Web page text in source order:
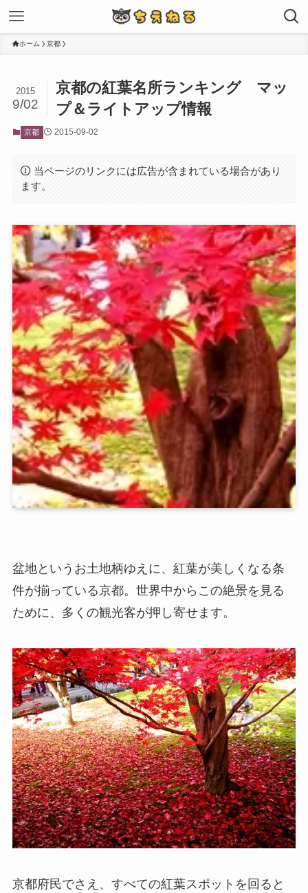
ホーム 京都
京都の紅葉名所ランキング マッ
プ＆ライトアップ情報
2015
9/02
京都 2015-09-02
当ページのリンクには広告が含まれている場合があり
ます。
盆地というお土地柄ゆえに、紅葉が美しくなる条
件が揃っている京都。世界中からこの絶景を見る
ために、多くの観光客が押し寄せます。
京都府民でさえ、すべての紅葉スポットを回ると